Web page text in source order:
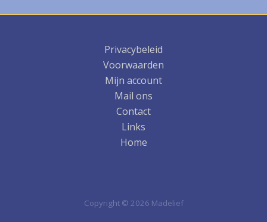
Privacybeleid
Voorwaarden
Mijn account
Mail ons
Contact
Links
Home
Copyright © 2026 Madelief